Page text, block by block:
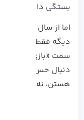
بستگی داشت.
دیگه فقط بحث
سمت «بازی کن و
دنبال حس واقعی
هستن، نه فقط